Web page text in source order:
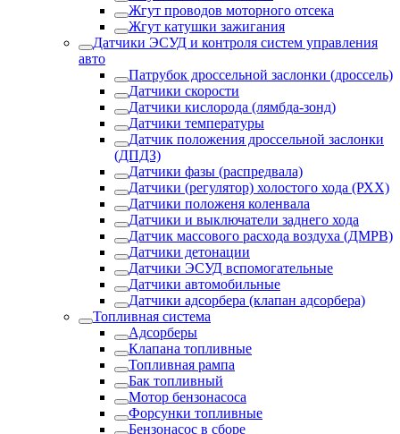
Жгут проводов моторного отсека
Жгут катушки зажигания
Датчики ЭСУД и контроля систем управления
авто
Патрубок дроссельной заслонки (дроссель)
Датчики скорости
Датчики кислорода (лямбда-зонд)
Датчики температуры
Датчик положения дроссельной заслонки
(ДПДЗ)
Датчики фазы (распредвала)
Датчики (регулятор) холостого хода (РХХ)
Датчики положеня коленвала
Датчики и выключатели заднего хода
Датчик массового расхода воздуха (ДМРВ)
Датчики детонации
Датчики ЭСУД вспомогательные
Датчики автомобильные
Датчики адсорбера (клапан адсорбера)
Топливная система
Адсорберы
Клапана топливные
Топливная рампа
Бак топливный
Мотор бензонасоса
Форсунки топливные
Бензонасос в сборе